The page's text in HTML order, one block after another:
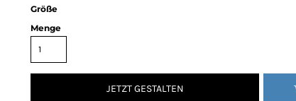
Größe
Menge
JETZT GESTALTEN